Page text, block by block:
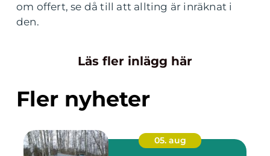
om offert, se då till att allting är inräknat i
den.
Läs fler inlägg här
Fler nyheter
05. aug